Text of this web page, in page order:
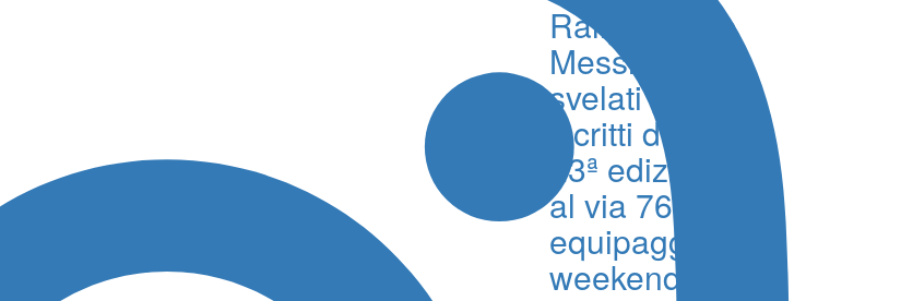
Rally Tirreno
Messina,
svelati gli
iscritti della
23ª edizione,
al via 76
equipaggi nel
weekend